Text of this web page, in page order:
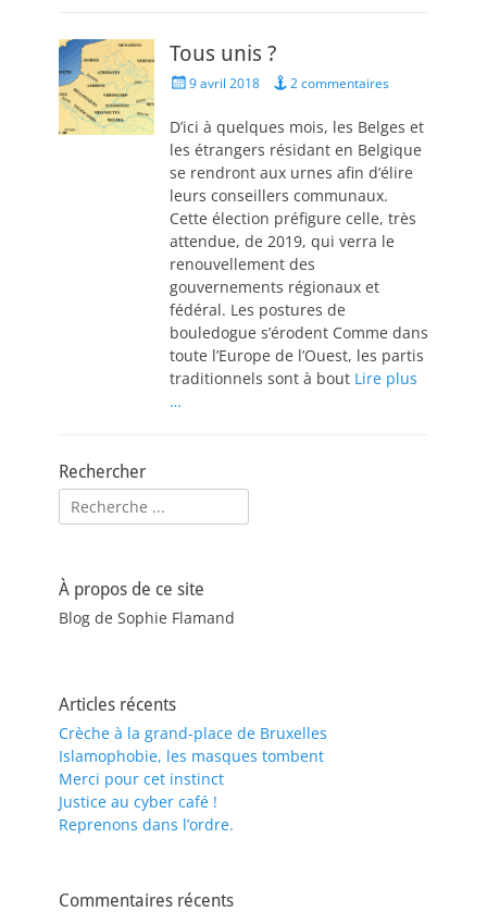
Tous unis ?
Posted9 avril 2018 2 commentaires
D’ici à quelques mois, les Belges et
les étrangers résidant en Belgique
se rendront aux urnes afin d’élire
leurs conseillers communaux.
Cette élection préfigure celle, très
attendue, de 2019, qui verra le
renouvellement des
gouvernements régionaux et
fédéral. Les postures de
bouledogue s’érodent Comme dans
toute l’Europe de l’Ouest, les partis
traditionnels sont à bout Lire plus
…
Rechercher
Rechercher :
À propos de ce site
Blog de Sophie Flamand
Articles récents
Crèche à la grand-place de Bruxelles
Islamophobie, les masques tombent
Merci pour cet instinct
Justice au cyber café !
Reprenons dans l’ordre.
Commentaires récents